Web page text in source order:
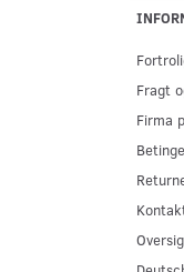
Fragt
Firma